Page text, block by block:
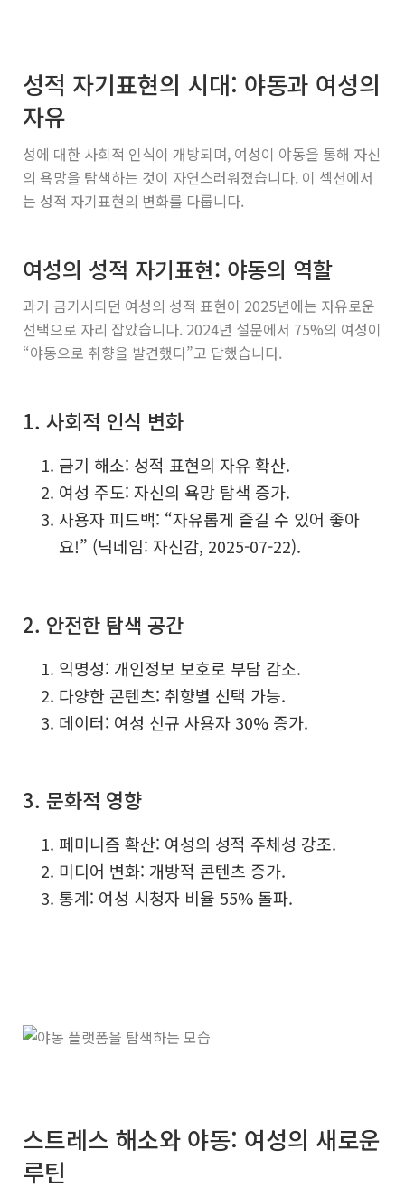
성적 자기표현의 시대: 야동과 여성의
자유
성에 대한 사회적 인식이 개방되며, 여성이 야동을 통해 자신
의 욕망을 탐색하는 것이 자연스러워졌습니다. 이 섹션에서
는 성적 자기표현의 변화를 다룹니다.
여성의 성적 자기표현: 야동의 역할
과거 금기시되던 여성의 성적 표현이 2025년에는 자유로운
선택으로 자리 잡았습니다. 2024년 설문에서 75%의 여성이
“야동으로 취향을 발견했다”고 답했습니다.
1. 사회적 인식 변화
금기 해소: 성적 표현의 자유 확산.
여성 주도: 자신의 욕망 탐색 증가.
사용자 피드백: “자유롭게 즐길 수 있어 좋아
요!” (닉네임: 자신감, 2025-07-22).
2. 안전한 탐색 공간
익명성: 개인정보 보호로 부담 감소.
다양한 콘텐츠: 취향별 선택 가능.
데이터: 여성 신규 사용자 30% 증가.
3. 문화적 영향
페미니즘 확산: 여성의 성적 주체성 강조.
미디어 변화: 개방적 콘텐츠 증가.
통계: 여성 시청자 비율 55% 돌파.
스트레스 해소와 야동: 여성의 새로운
루틴